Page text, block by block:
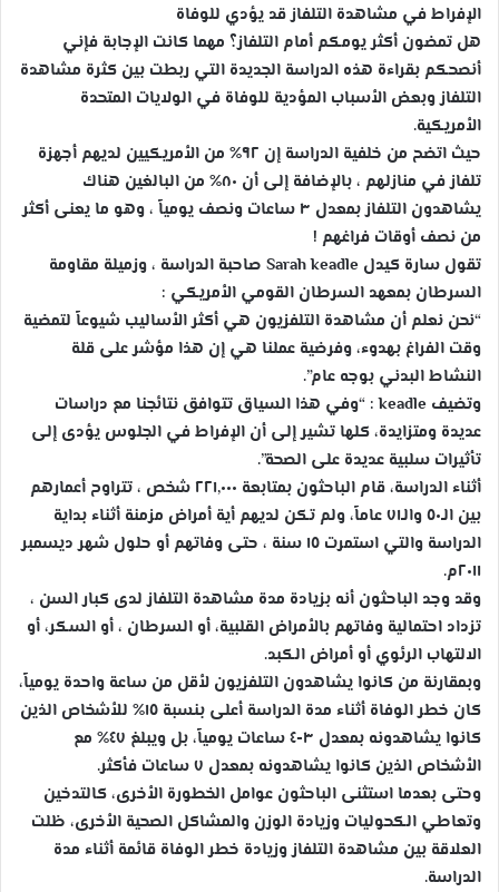
الإفراط في مشاهدة التلفاز قد يؤدي للوفاة
هل تمضون أكثر يومكم أمام التلفاز؟ مهما كانت الإجابة فإني
أنصحكم بقراءة هذه الدراسة الجديدة التي ربطت بين كثرة مشاهدة
التلفاز وبعض الأسباب المؤدية للوفاة في الولايات المتحدة
الأمريكية.
حيث اتضح من خلفية الدراسة إن ٩٢% من الأمريكيين لديهم أجهزة
تلفاز في منازلهم ، بالإضافة إلى أن ٨٠% من البالغين هناك
يشاهدون التلفاز بمعدل ٣ ساعات ونصف يومياً ، وهو ما يعنى أكثر
من نصف أوقات فراغهم !
تقول سارة كيدل Sarah keadle صاحبة الدراسة ، وزميلة مقاومة
السرطان بمعهد السرطان القومي الأمريكي :
“نحن نعلم أن مشاهدة التلفزيون هي أكثر الأساليب شيوعاً لتمضية
وقت الفراغ بهدوء، وفرضية عملنا هي إن هذا مؤشر على قلة
النشاط البدني بوجه عام”.
وتضيف keadle : “وفي هذا السياق تتوافق نتائجنا مع دراسات
عديدة ومتزايدة، كلها تشير إلى أن الإفراط في الجلوس يؤدى إلى
تأثيرات سلبية عديدة على الصحة”.
أثناء الدراسة، قام الباحثون بمتابعة ٢٢١,٠٠٠ شخص ، تتراوح أعمارهم
بين الـ٥٠ والـ٧١ عاماً، ولم تكن لديهم أية أمراض مزمنة أثناء بداية
الدراسة والتي استمرت ١٥ سنة ، حتى وفاتهم أو حلول شهر ديسمبر
٢٠١١م.
وقد وجد الباحثون أنه بزيادة مدة مشاهدة التلفاز لدى كبار السن ،
تزداد احتمالية وفاتهم بالأمراض القلبية، أو السرطان ، أو السكر، أو
الالتهاب الرئوي أو أمراض الكبد.
وبمقارنة من كانوا يشاهدون التلفزيون لأقل من ساعة واحدة يومياً،
كان خطر الوفاة أثناء مدة الدراسة أعلى بنسبة ١٥% للأشخاص الذين
كانوا يشاهدونه بمعدل ٣-٤ ساعات يومياً، بل ويبلغ ٤٧% مع
الأشخاص الذين كانوا يشاهدونه بمعدل ٧ ساعات فأكثر.
وحتى بعدما استثنى الباحثون عوامل الخطورة الأخرى، كالتدخين
وتعاطي الكحوليات وزيادة الوزن والمشاكل الصحية الأخرى، ظلت
العلاقة بين مشاهدة التلفاز وزيادة خطر الوفاة قائمة أثناء مدة
الدراسة.